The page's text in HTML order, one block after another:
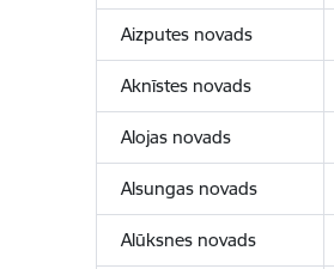
Aizputes novads
Aknīstes novads
Alojas novads
Alsungas novads
Alūksnes novads